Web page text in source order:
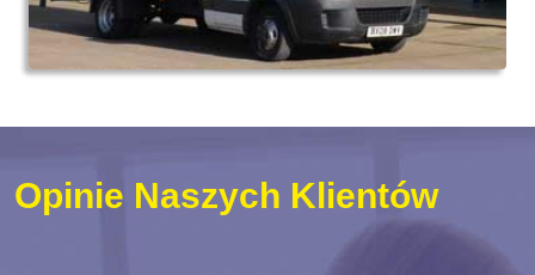
Opinie Naszych Klientów